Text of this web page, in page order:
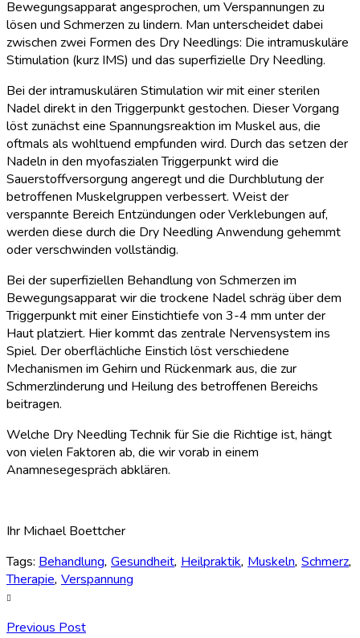
Bewegungsapparat angesprochen, um Verspannungen zu
lösen und Schmerzen zu lindern. Man unterscheidet dabei
zwischen zwei Formen des Dry Needlings: Die intramuskuläre
Stimulation (kurz IMS) und das superfizielle Dry Needling.
Bei der intramuskulären Stimulation wir mit einer sterilen
Nadel direkt in den Triggerpunkt gestochen. Dieser Vorgang
löst zunächst eine Spannungsreaktion im Muskel aus, die
oftmals als wohltuend empfunden wird. Durch das setzen der
Nadeln in den myofaszialen Triggerpunkt wird die
Sauerstoffversorgung angeregt und die Durchblutung der
betroffenen Muskelgruppen verbessert. Weist der
verspannte Bereich Entzündungen oder Verklebungen auf,
werden diese durch die Dry Needling Anwendung gehemmt
oder verschwinden vollständig.
Bei der superfiziellen Behandlung von Schmerzen im
Bewegungsapparat wir die trockene Nadel schräg über dem
Triggerpunkt mit einer Einstichtiefe von 3-4 mm unter der
Haut platziert. Hier kommt das zentrale Nervensystem ins
Spiel. Der oberflächliche Einstich löst verschiedene
Mechanismen im Gehirn und Rückenmark aus, die zur
Schmerzlinderung und Heilung des betroffenen Bereichs
beitragen.
Welche Dry Needling Technik für Sie die Richtige ist, hängt
von vielen Faktoren ab, die wir vorab in einem
Anamnesegespräch abklären.
Ihr Michael Boettcher
Tags: Behandlung, Gesundheit, Heilpraktik, Muskeln, Schmerz,
Therapie, Verspannung
Previous Post